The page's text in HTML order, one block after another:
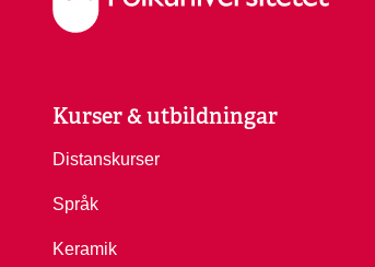
Kurser & utbildningar
Distanskurser
Språk
Keramik